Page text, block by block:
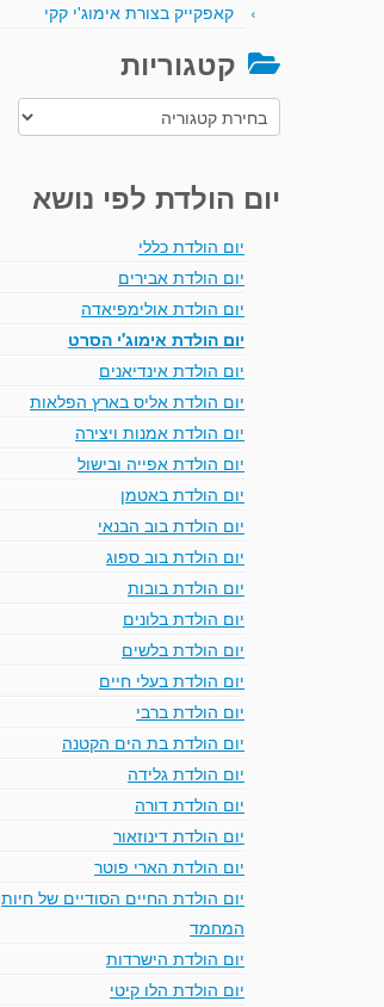
קאפקייק בצורת אימוג'י קקי
קטגוריות
קטגוריות
יום הולדת לפי נושא
יום הולדת כללי
יום הולדת אבירים
יום הולדת אולימפיאדה
יום הולדת אימוג'י הסרט
יום הולדת אינדיאנים
יום הולדת אליס בארץ הפלאות
יום הולדת אמנות ויצירה
יום הולדת אפייה ובישול
יום הולדת באטמן
יום הולדת בוב הבנאי
יום הולדת בוב ספוג
יום הולדת בובות
יום הולדת בלונים
יום הולדת בלשים
יום הולדת בעלי חיים
יום הולדת ברבי
יום הולדת בת הים הקטנה
יום הולדת גלידה
יום הולדת דורה
יום הולדת דינוזאור
יום הולדת הארי פוטר
יום הולדת החיים הסודיים של חיות
המחמד
יום הולדת הישרדות
יום הולדת הלו קיטי